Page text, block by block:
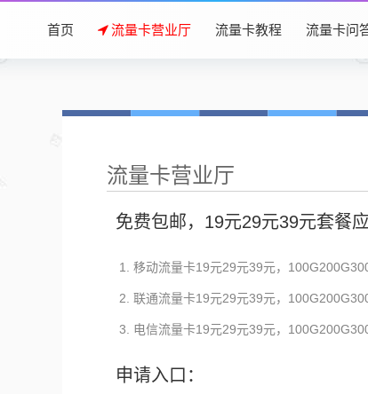
首页 流量卡营业厅 流量卡教程 流量卡问
流量卡营业厅
免费包邮，19元29元39元套餐应
移动流量卡19元29元39元，
联通流量卡19元29元39元，
电信流量卡19元29元39元，
申请入口：